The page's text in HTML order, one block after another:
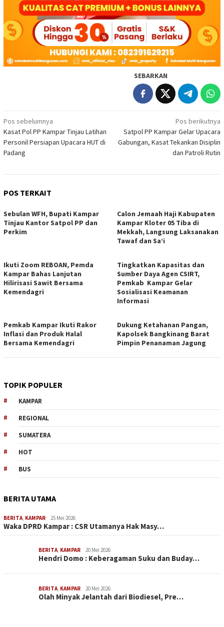
SEBARKAN
Navigasi
pos
Pos sebelumnya
Kasat Pol PP Kampar Tinjau Latihan
Personil Persiapan Upacara HUT di
Padang
Pos berikutnya
Satpol PP Kampar Gelar Upacara
Gabungan, Kasat Tekankan Disiplin
dan Patroli Rutin
POS TERKAIT
Sebulan WFH, Bupati Kampar
Tinjau Kantor Satpol PP dan
Perkim
Calon Jemaah Haji Kabupaten
Kampar Kloter 05 Tiba di
Mekkah, Langsung Laksanakan
Tawaf dan Sa’i
Ikuti Zoom REBOAN, Pemda
Kampar Bahas Lanjutan
Hilirisasi Sawit Bersama
Kemendagri
Tingkatkan Kapasitas dan
Sumber Daya Agen CSIRT,
Pemkab Kampar Gelar
Sosialisasi Keamanan
Informasi
Pemkab Kampar Ikuti Rakor
Inflasi dan Produk Halal
Bersama Kemendagri
Dukung Ketahanan Pangan,
Kapolsek Bangkinang Barat
Pimpin Penanaman Jagung
TOPIK POPULER
KAMPAR
REGIONAL
SUMATERA
HOT
BUS
BERITA UTAMA
BERITA, KAMPAR 25 Mei 2026
Waka DPRD Kampar : CSR Utamanya Hak Masy…
BERITA, KAMPAR 20 Mei 2026
Hendri Domo : Keberagaman Suku dan Buday…
BERITA, KAMPAR 20 Mei 2026
Olah Minyak Jelantah dari Biodiesel, Pre…